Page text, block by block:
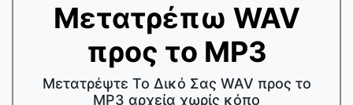
Μετατρέπω WAV
προς το MP3
Μετατρέψτε Το Δικό Σας WAV προς το
MP3 αρχεία χωρίς κόπο